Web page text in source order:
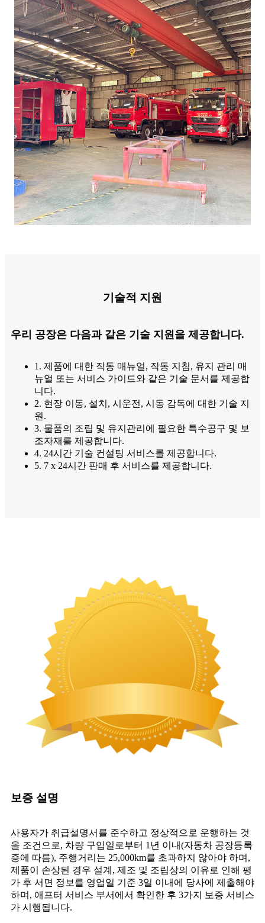
기술적 지원
우리 공장은 다음과 같은 기술 지원을 제공합니다.
1. 제품에 대한 작동 매뉴얼, 작동 지침, 유지 관리 매
뉴얼 또는 서비스 가이드와 같은 기술 문서를 제공합
니다.
2. 현장 이동, 설치, 시운전, 시동 감독에 대한 기술 지
원.
3. 물품의 조립 및 유지관리에 필요한 특수공구 및 보
조자재를 제공합니다.
4. 24시간 기술 컨설팅 서비스를 제공합니다.
5. 7 x 24시간 판매 후 서비스를 제공합니다.
보증 설명
사용자가 취급설명서를 준수하고 정상적으로 운행하는 것
을 조건으로, 차량 구입일로부터 1년 이내(자동차 공장등록
증에 따름), 주행거리는 25,000km를 초과하지 않아야 하며,
제품이 손상된 경우 설계, 제조 및 조립상의 이유로 인해 평
가 후 서면 정보를 영업일 기준 3일 이내에 당사에 제출해야
하며, 애프터 서비스 부서에서 확인한 후 3가지 보증 서비스
가 시행됩니다.